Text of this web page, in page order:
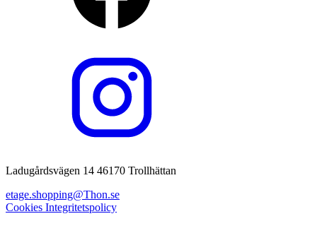
Ladugårdsvägen 14 46170 Trollhättan
etage.shopping@Thon.se
Cookies Integritetspolicy